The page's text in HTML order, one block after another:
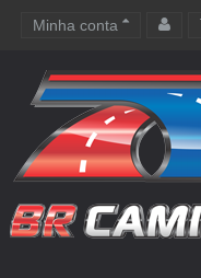
Minha conta